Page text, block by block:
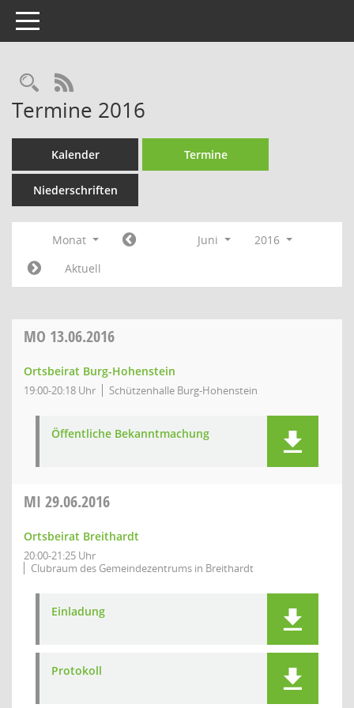
Toggle navigation
Rechercheauswahl
RSS-Feed
Termine 2016
Kalender Termine
Niederschriften
Monat Juni
2016
Aktuell
MO 13.06.2016
Ortsbeirat Burg-Hohenstein
19:00-20:18 Uhr Schützenhalle Burg-Hohenstein
Öffentliche Bekanntmachung
MI 29.06.2016
Ortsbeirat Breithardt
20:00-21:25 Uhr
Clubraum des Gemeindezentrums in Breithardt
Einladung
Protokoll